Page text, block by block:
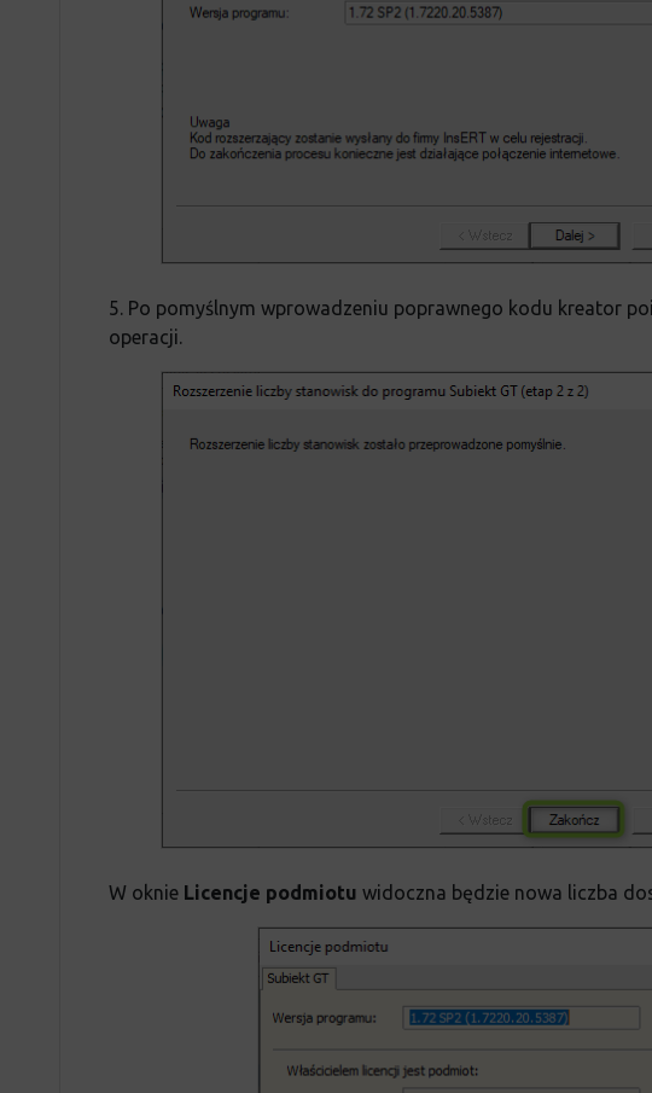
5. Po pomyślnym wprowadzeniu poprawnego kodu kreator
operacji.
W oknie Licencje podmiotu widoczna będzie nowa liczba